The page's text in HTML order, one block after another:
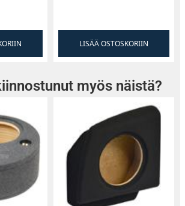
LISÄÄ OSTOSKORIIN
myös näistä?